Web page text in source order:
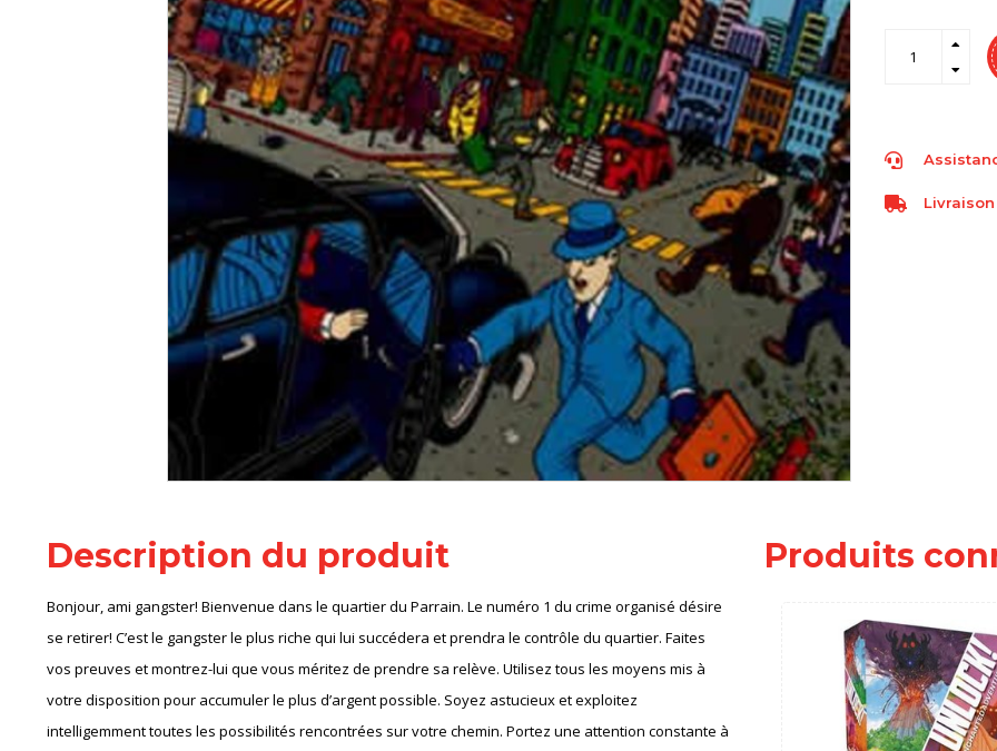
Description du produit
Bonjour, ami gangster! Bienvenue dans le quartier du Parrain. Le numéro 1 du crime organisé désire
se retirer! C’est le gangster le plus riche qui lui succédera et prendra le contrôle du quartier. Faites
vos preuves et montrez-lui que vous méritez de prendre sa relève. Utilisez tous les moyens mis à
votre disposition pour accumuler le plus d’argent possible. Soyez astucieux et exploitez
intelligemment toutes les possibilités rencontrées sur votre chemin. Portez une attention constante à
Produits